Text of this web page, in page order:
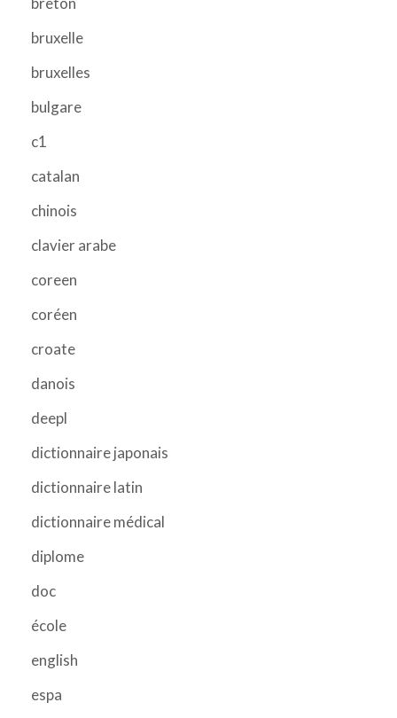
bruxelle
bruxelles
bulgare
c1
catalan
chinois
clavier arabe
coreen
coréen
croate
danois
deepl
dictionnaire japonais
dictionnaire latin
dictionnaire médical
diplome
doc
école
english
espa